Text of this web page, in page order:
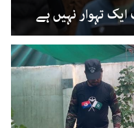
تہوار نہیں ہے